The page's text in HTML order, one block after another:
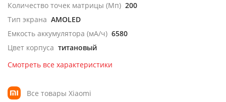
Количество точек матрицы (Мп) 200
Тип экрана AMOLED
Емкость аккумулятора (мА/ч) 6580
Цвет корпуса титановый
Смотреть все характеристики
Все товары Xiaomi